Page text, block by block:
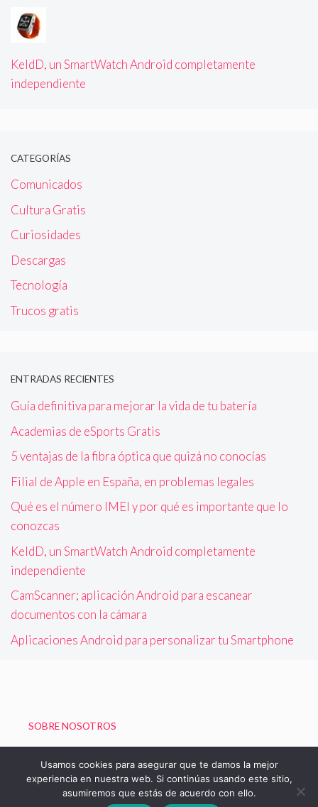
KeldD, un SmartWatch Android completamente
independiente
CATEGORÍAS
Comunicados
Cultura Gratis
Curiosidades
Descargas
Tecnología
Trucos gratis
ENTRADAS RECIENTES
Guía definitiva para mejorar la vida de tu batería
Academias de eSports Gratis
5 ventajas de la fibra óptica que quizá no conocías
Filial de Apple en España, en problemas legales
Qué es el número IMEI y por qué es importante que lo
conozcas
KeldD, un SmartWatch Android completamente
independiente
CamScanner; aplicación Android para escanear
documentos con la cámara
Aplicaciones Android para personalizar tu Smartphone
SOBRE NOSOTROS
Usamos cookies para asegurar que te damos la mejor
experiencia en nuestra web. Si continúas usando este sitio,
asumiremos que estás de acuerdo con ello.